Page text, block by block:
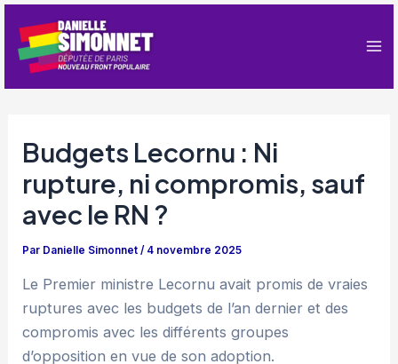
contenu
Budgets Lecornu : Ni
rupture, ni compromis, sauf
avec le RN ?
Par Danielle Simonnet/ 4 novembre 2025
Le Premier ministre Lecornu avait promis de vraies
ruptures avec les budgets de l’an dernier et des
compromis avec les différents groupes
d’opposition en vue de son adoption.